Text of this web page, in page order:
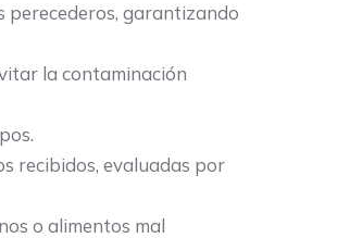
perecederos, garantizando
la contaminación
recibidos, evaluadas por
o alimentos mal